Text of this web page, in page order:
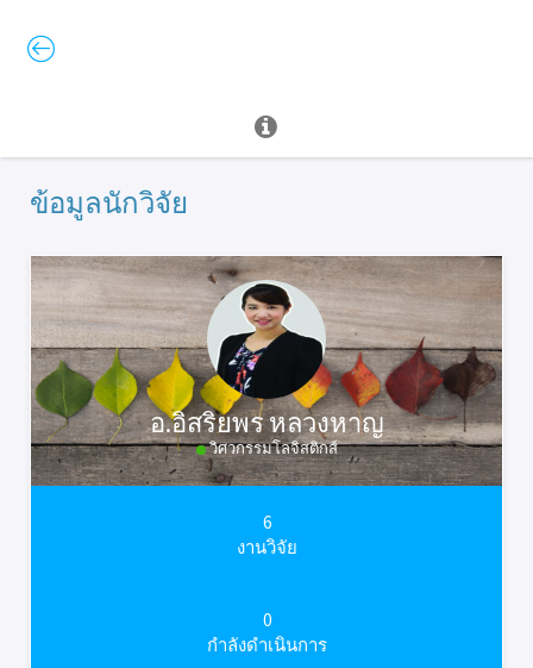
ข้อมูลนักวิจัย
อ.อิสริยพร หลวงหาญ
วิศวกรรมโลจิสติกส์
6
งานวิจัย
0
กำลังดำเนินการ